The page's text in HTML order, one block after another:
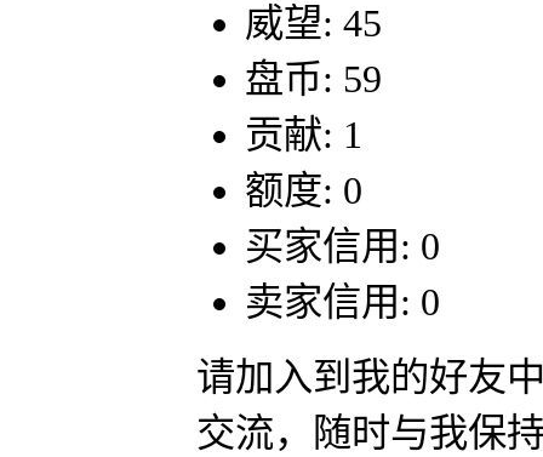
威望: 45
盘币: 59
贡献: 1
额度: 0
买家信用: 0
卖家信用: 0
请加入到我的好友
交流，随时与我保